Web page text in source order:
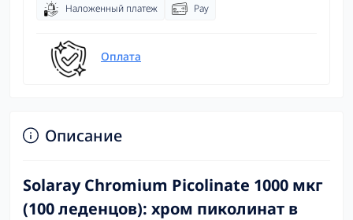
Наложенный платеж Pay
Оплата
Описание
Solaray Chromium Picolinate 1000 мкг
(100 леденцов): хром пиколинат в